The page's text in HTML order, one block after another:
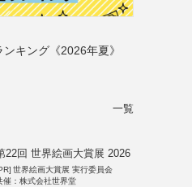
キング《2026年夏》
一覧
22回 世界絵画大賞展 2026
世界絵画大賞展 実行委員会
催：株式会社世界堂